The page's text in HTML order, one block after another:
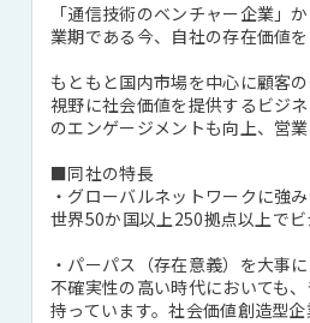
「通信技術のベンチャー企業」
業期である今、自社の存在価値
もともと国内市場を中心に顧客
視野に社会価値を提供するビジ
のエンゲージメントも向上、営
■同社の特長
・グローバルネットワークに強
世界50か国以上250拠点以上でビ
・パーパス（存在意義）を大事
不確実性の高い時代においても
持っています。社会価値創造型